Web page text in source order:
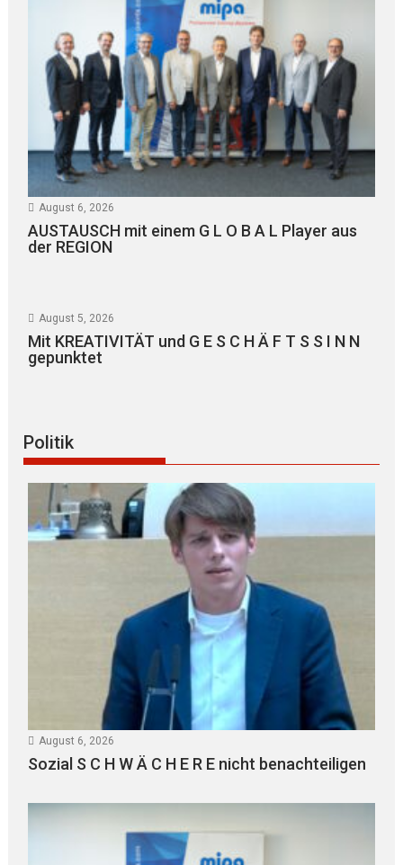
August 6, 2026
AUSTAUSCH mit einem G L O B A L Player aus
der REGION
August 5, 2026
Mit KREATIVITÄT und G E S C H Ä F T S S I N N
gepunktet
Politik
August 6, 2026
Sozial S C H W Ä C H E R E nicht benachteiligen